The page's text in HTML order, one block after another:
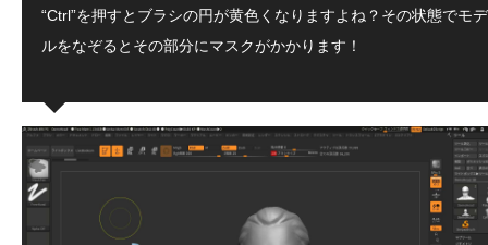
“Ctrl”を押すとブラシの円が黄色くなりますよね？その状態でモデ
ルをなぞるとその部分にマスクがかかります！